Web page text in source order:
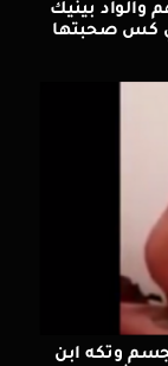
بينيك
في كس صحبتها
وتكه ابن